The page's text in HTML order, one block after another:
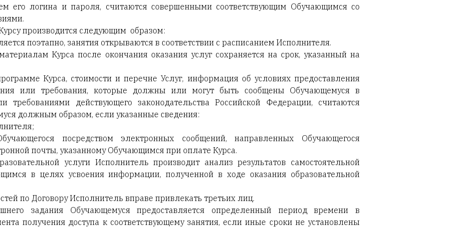
его логина и пароля, считаются совершенными соответствующим Обучающимся со
производится следующим образом:
поэтапно, занятия открываются в соответствии с расписанием Исполнителя.
Курса после окончания оказания услуг сохраняется на срок, указанный на
Курса, стоимости и перечне Услуг, информация об условиях предоставления
или требования, которые должны или могут быть сообщены Обучающемуся в
требованиями действующего законодательства Российской Федерации, считаются
должным образом, если указанные сведения:
посредством электронных сообщений, направленных Обучающегося
почты, указанному Обучающимся при оплате Курса.
услуги Исполнитель производит анализ результатов самостоятельной
в целях усвоения информации, полученной в ходе оказания образовательной
по Договору Исполнитель вправе привлекать третьих лиц.
задания Обучающемуся предоставляется определенный период времени в
получения доступа к соответствующему занятия, если иные сроки не установлены